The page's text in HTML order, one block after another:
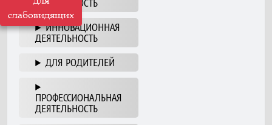
слабовидящих
ДЕЯТЕЛЬНОСТЬ
ИННОВАЦИОННАЯ
ДЕЯТЕЛЬНОСТЬ
ДЛЯ РОДИТЕЛЕЙ
ПРОФЕССИОНАЛЬНАЯ
ДЕЯТЕЛЬНОСТЬ